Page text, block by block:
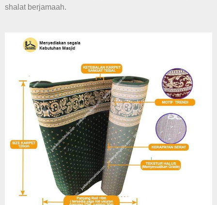
shalat berjamaah.